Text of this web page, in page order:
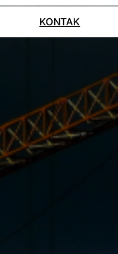
KONTAK